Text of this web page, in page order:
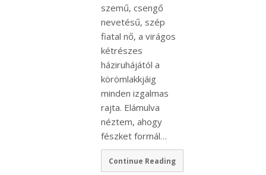
szemű, csengő
nevetésű, szép
fiatal nő, a virágos
kétrészes
háziruhájától a
körömlakkjáig
minden izgalmas
rajta. Elámulva
néztem, ahogy
fészket formál…
Continue Reading